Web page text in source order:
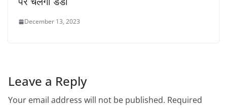
December 13, 2023
Leave a Reply
Your email address will not be published. Required